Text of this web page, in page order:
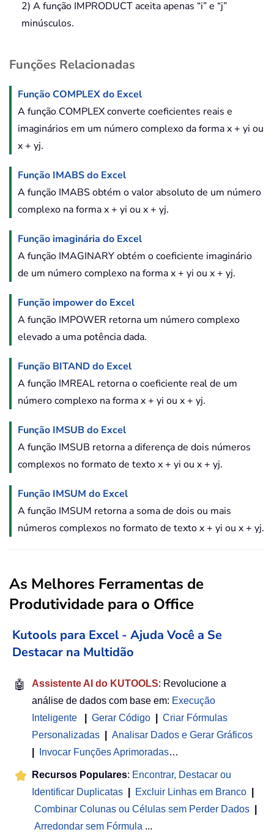
2) A função IMPRODUCT aceita apenas “i” e “j”
minúsculos.
Funções Relacionadas
Função COMPLEX do Excel
A função COMPLEX converte coeficientes reais e
imaginários em um número complexo da forma x + yi ou
x + yj.
Função IMABS do Excel
A função IMABS obtém o valor absoluto de um número
complexo na forma x + yi ou x + yj.
Função imaginária do Excel
A função IMAGINARY obtém o coeficiente imaginário
de um número complexo na forma x + yi ou x + yj.
Função impower do Excel
A função IMPOWER retorna um número complexo
elevado a uma potência dada.
Função BITAND do Excel
A função IMREAL retorna o coeficiente real de um
número complexo na forma x + yi ou x + yj.
Função IMSUB do Excel
A função IMSUB retorna a diferença de dois números
complexos no formato de texto x + yi ou x + yj.
Função IMSUM do Excel
A função IMSUM retorna a soma de dois ou mais
números complexos no formato de texto x + yi ou x + yj.
As Melhores Ferramentas de
Produtividade para o Office
Kutools para Excel - Ajuda Você a Se
Destacar na Multidão
🤖 Assistente AI do KUTOOLS: Revolucione a
análise de dados com base em: Execução
Inteligente
Gerar Código
Criar Fórmulas
Personalizadas
Analisar Dados e Gerar Gráficos
Invocar Funções Aprimoradas…
Recursos Populares: Encontrar, Destacar ou
Identificar Duplicatas
Excluir Linhas em Branco
Combinar Colunas ou Células sem Perder Dados
Arredondar sem Fórmula ...